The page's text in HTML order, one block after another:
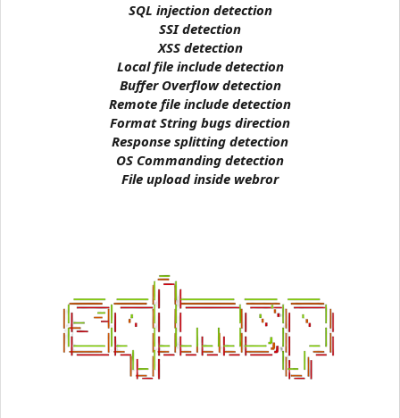
SQL injection detection
SSI detection
XSS detection
Local file include detection
Buffer Overflow detection
Remote file include detection
Format String bugs direction
Response splitting detection
OS Commanding detection
File upload inside webror